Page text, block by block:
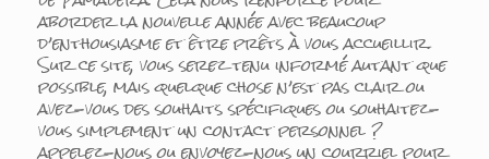
aborder la nouvelle année avec beaucoup
d’enthousiasme et être prêts à vous accueillir.
Sur ce site, vous serez tenu informé autant que
possible, mais quelque chose n’est pas clair ou
avez-vous des souhaits spécifiques ou souhaitez-
vous simplement un contact personnel ?